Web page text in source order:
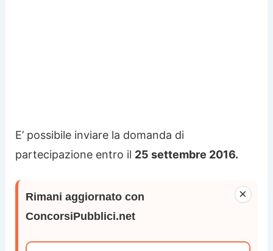
E’ possibile inviare la domanda di
partecipazione entro il 25 settembre 2016.
×
Rimani aggiornato con
ConcorsiPubblici.net